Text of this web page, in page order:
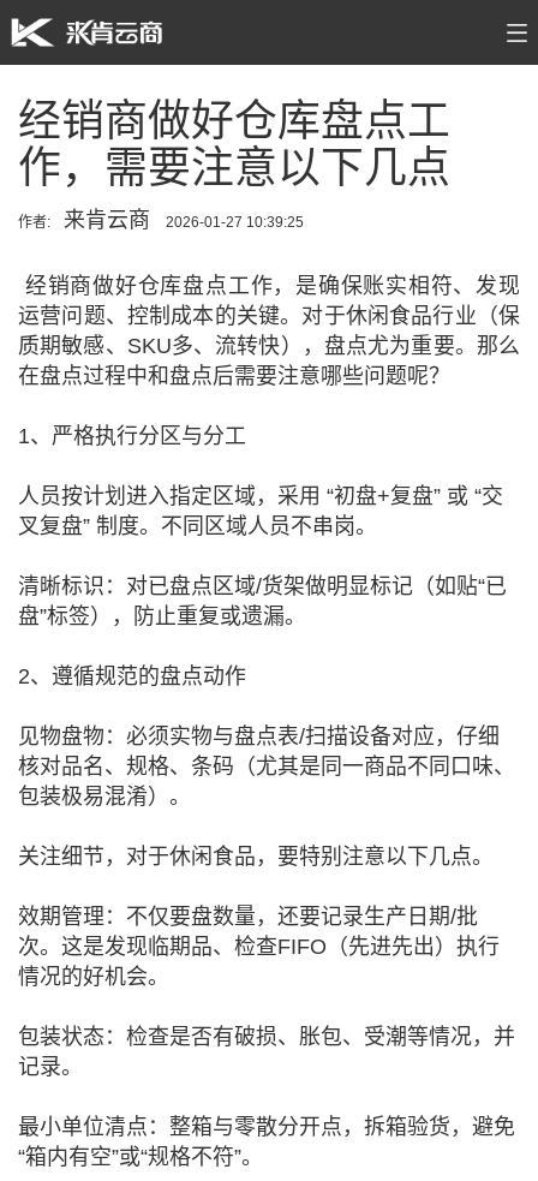
经销商做好仓库盘点工
作，需要注意以下几点
作者: 来肯云商 2026-01-27 10:39:25
经销商做好仓库盘点工作，是确保账实相符、发现
运营问题、控制成本的关键。对于休闲食品行业（保
质期敏感、SKU多、流转快），盘点尤为重要。那么
在盘点过程中和盘点后需要注意哪些问题呢？
1、严格执行分区与分工
人员按计划进入指定区域，采用 “初盘+复盘” 或 “交
叉复盘” 制度。不同区域人员不串岗。
清晰标识：对已盘点区域/货架做明显标记（如贴“已
盘”标签），防止重复或遗漏。
2、遵循规范的盘点动作
见物盘物：必须实物与盘点表/扫描设备对应，仔细
核对品名、规格、条码（尤其是同一商品不同口味、
包装极易混淆）。
关注细节，对于休闲食品，要特别注意以下几点。
效期管理：不仅要盘数量，还要记录生产日期/批
次。这是发现临期品、检查FIFO（先进先出）执行
情况的好机会。
包装状态：检查是否有破损、胀包、受潮等情况，并
记录。
最小单位清点：整箱与零散分开点，拆箱验货，避免
“箱内有空”或“规格不符”。